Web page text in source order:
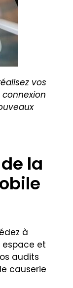
vos
la
à
et
audits
causerie